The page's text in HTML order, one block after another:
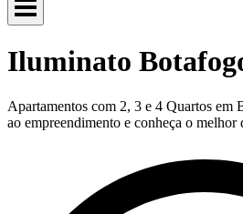
Iluminato
Apartamentos com 2, 3 e 4 Quartos em
ao empreendimento e conheça o melhor